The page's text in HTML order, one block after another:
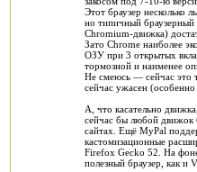
Этот браузер несколько
но типичный
Chromium-движка)
Зато Chrome наиболее
ОЗУ при 3 открытых
тормозной и наименее
Не смеюсь — сейчас это
сейчас ужасен
А, что касательно
сейчас бы любой движок
сайтах. Ещё MyPal
кастомизационные
Firefox Gecko 52. На
полезный браузер, как и